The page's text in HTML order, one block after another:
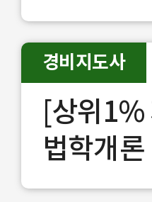
[상위1%
법학개론
경비지도사